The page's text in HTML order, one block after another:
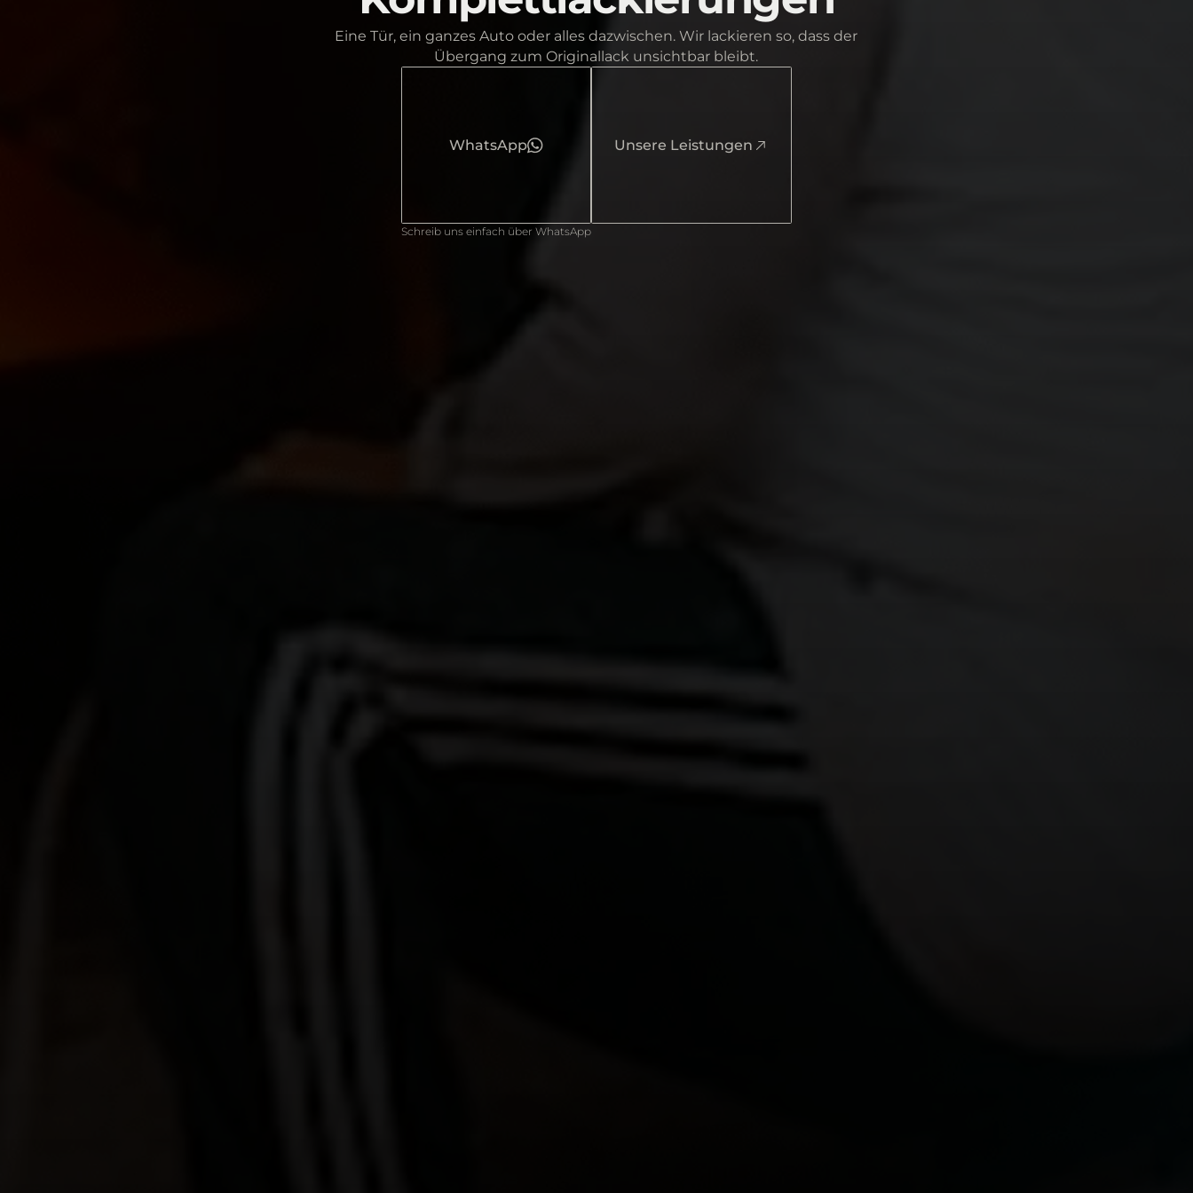
Eine Tür, ein ganzes Auto oder alles dazwischen. Wir lackieren so, dass der
Übergang zum Originallack unsichtbar bleibt.
WhatsApp
Schreib uns einfach über WhatsApp
Unsere Leistungen